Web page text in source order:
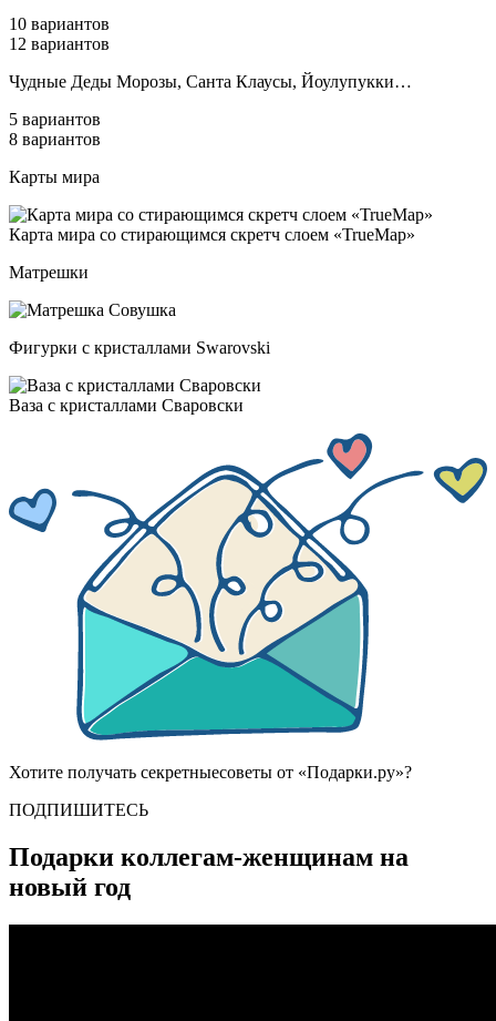
10 вариантов
12 вариантов
Чуд­ные Деды Моро­зы, Сан­та Кла­усы, Йоулу­пук­ки…
5 вариантов
8 вариантов
Карты мира
Кар­та ми­ра со сти­ра­ющим­ся скретч сло­ем «TrueMap»
Матрешки
Фигурки с кристаллами Swarovski
Ваза с крис­тал­ла­ми Сва­ров­ски
Хотите получать секретныесоветы от «Подарки.ру»?
ПОДПИШИТЕСЬ
Подарки коллегам-женщинам на
новый год